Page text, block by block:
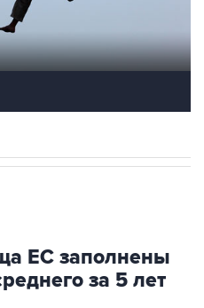
ЕС заполнены
за 5 лет